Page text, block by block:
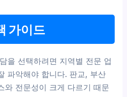
가이드
을 선택하려면 지역별 전문 업
파악해야 합니다. 판교, 부산
와 전문성이 크게 다르기 때문